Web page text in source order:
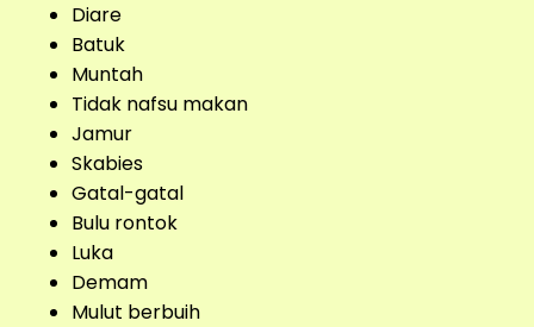
Diare
Batuk
Muntah
Tidak nafsu makan
Jamur
Skabies
Gatal-gatal
Bulu rontok
Luka
Demam
Mulut berbuih